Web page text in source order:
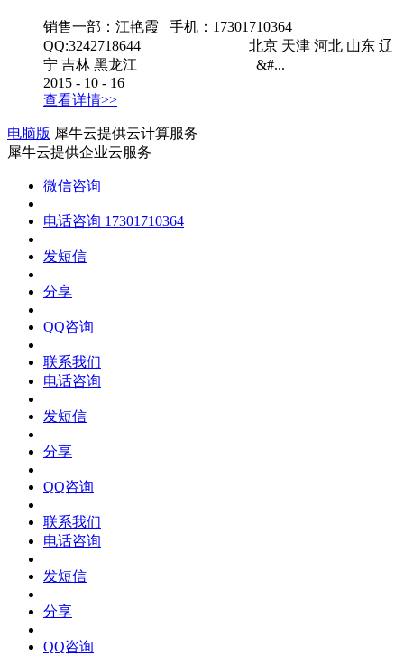
销售一部：江艳霞 手机：17301710364
QQ:3242718644 北京 天津 河北 山东 辽
宁 吉林 黑龙江 &#...
2015 - 10 - 16
查看详情>>
电脑版 犀牛云提供云计算服务
犀牛云提供企业云服务
微信咨询
电话咨询 17301710364
发短信
分享
QQ咨询
联系我们
电话咨询
发短信
分享
QQ咨询
联系我们
电话咨询
发短信
分享
QQ咨询